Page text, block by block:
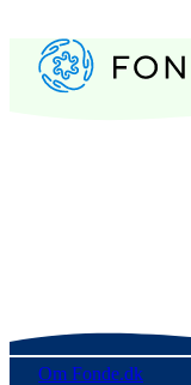
Om Fonde.dk